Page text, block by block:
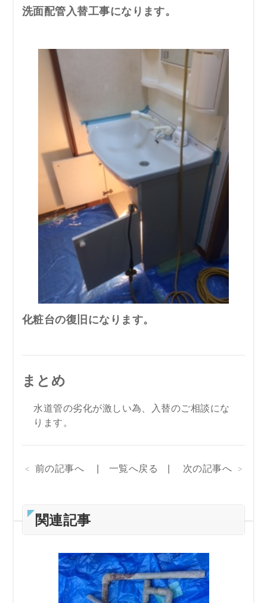
洗面配管入替工事になります。
化粧台の復旧になります。
まとめ
水道管の劣化が激しい為、入替のご相談にな
ります。
前の記事へ 一覧へ戻る 次の記事へ
関連記事